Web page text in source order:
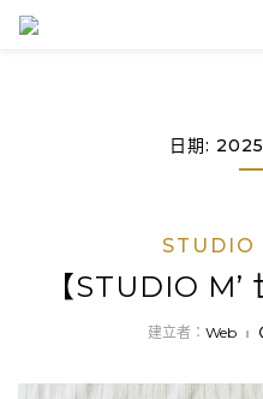
Skip
日期:
STUDIO
【STUDIO M’
建立者： Web